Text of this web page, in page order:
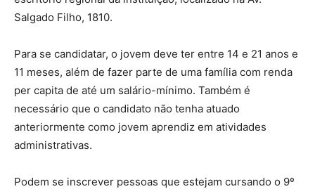
Salgado Filho, 1810.
Para se candidatar, o jovem deve ter entre 14 e 21 anos e
11 meses, além de fazer parte de uma família com renda
per capita de até um salário-mínimo. Também é
necessário que o candidato não tenha atuado
anteriormente como jovem aprendiz em atividades
administrativas.
Podem se inscrever pessoas que estejam cursando o 9º